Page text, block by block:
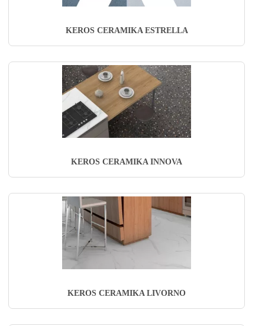
KEROS CERAMIKA ESTRELLA
KEROS CERAMIKA INNOVA
KEROS CERAMIKA LIVORNO